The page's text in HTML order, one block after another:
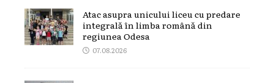
Atac asupra unicului liceu cu predare
integrală în limba română din
regiunea Odesa
07.08.2026